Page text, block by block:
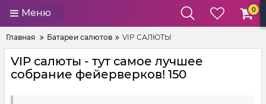
Меню 0
Главная Батареи салютов VIP САЛЮТЫ
VIP салюты - тут самое лучшее
собрание фейерверков! 150